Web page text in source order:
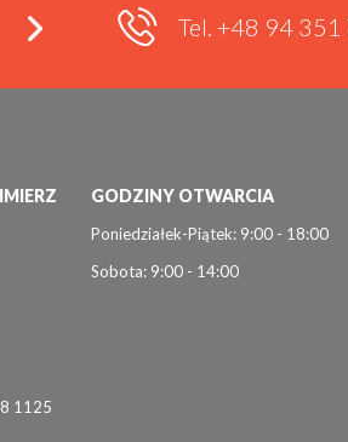
Tel. +48 94
1125
GODZINY OTWARCIA
Poniedziałek-Piątek: 9:00 - 18:00
Sobota: 9:00 - 14:00